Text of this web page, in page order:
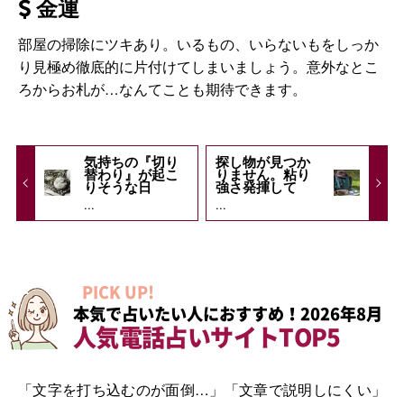
金運
部屋の掃除にツキあり。いるもの、いらないもをしっか
り見極め徹底的に片付けてしまいましょう。意外なとこ
ろからお札が…なんてことも期待できます。
気持ちの『切り
替わり』が起こ
りそうな日
...
探し物が見つか
りません。粘り
強さ発揮して
...
PICK UP!
本気で占いたい人におすすめ！2026年8月
人気電話占いサイトTOP5
「文字を打ち込むのが面倒…」「文章で説明しにくい」